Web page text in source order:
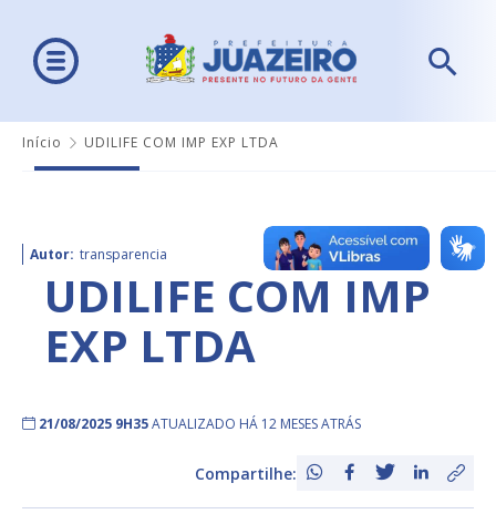
Início UDILIFE COM IMP EXP LTDA
Autor: transparencia
UDILIFE COM IMP
EXP LTDA
21/08/2025 9H35ATUALIZADO HÁ 12 MESES ATRÁS
Compartilhe: